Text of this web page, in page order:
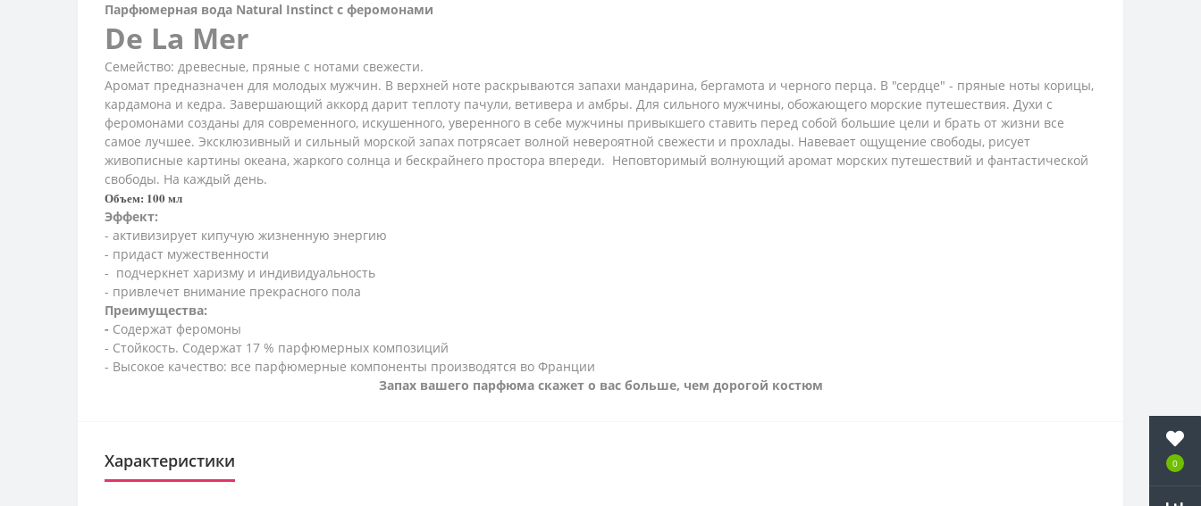
0
Парфюмерная вода Natural Instinct с феромонами
De La Mer
Семейство: древесные, пряные с нотами свежести.
Аромат предназначен для молодых мужчин. В верхней ноте раскрываются запахи мандарина, бергамота и черного перца. В "сердце" - пряные ноты корицы,
кардамона и кедра. Завершающий аккорд дарит теплоту пачули, ветивера и амбры. Для сильного мужчины, обожающего морские путешествия. Духи с
феромонами созданы для современного, искушенного, уверенного в себе мужчины привыкшего ставить перед собой большие цели и брать от жизни все
самое лучшее. Эксклюзивный и сильный морской запах потрясает волной невероятной свежести и прохлады. Навевает ощущение свободы, рисует
живописные картины океана, жаркого солнца и бескрайнего простора впереди. Неповторимый волнующий аромат морских путешествий и фантастической
свободы. На каждый день.
Объем: 100 мл
Эффект:
- активизирует кипучую жизненную энергию
- придаст мужественности
- подчеркнет харизму и индивидуальность
- привлечет внимание прекрасного пола
Преимущества:
- Содержат феромоны
- Стойкость. Содержат 17 % парфюмерных композиций
- Высокое качество: все парфюмерные компоненты производятся во Франции
Запах вашего парфюма скажет о вас больше, чем дорогой костюм
Характеристики